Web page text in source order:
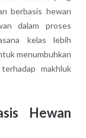
berbasis hewan
dalam proses
kelas lebih
menumbuhkan
makhluk
Hewan